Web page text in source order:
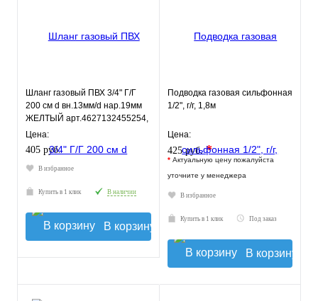
Шланг газовый ПВХ 3/4" Г/Г
200 см d вн.13мм/d нар.19мм
ЖЕЛТЫЙ арт.4627132455254,
ELKA
Цена:
405 руб.
В избранное
Купить в 1 клик В наличии
В корзину
Подводка газовая сильфонная
1/2", г/г, 1,8м
Цена:
425 руб.*
* Актуальную цену пожалуйста
уточните у менеджера
В избранное
Купить в 1 клик Под заказ
В корзину